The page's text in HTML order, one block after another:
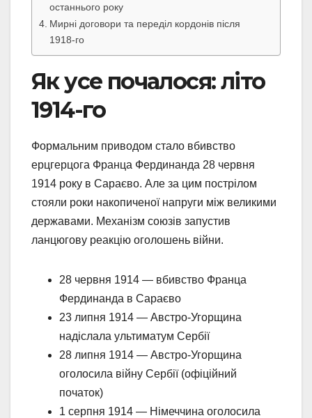
останнього року
Мирні договори та переділ кордонів після
1918-го
Як усе почалося: літо
1914-го
Формальним приводом стало вбивство
ерцгерцога Франца Фердинанда 28 червня
1914 року в Сараєво. Але за цим пострілом
стояли роки накопиченої напруги між великими
державами. Механізм союзів запустив
ланцюгову реакцію оголошень війни.
28 червня 1914 — вбивство Франца
Фердинанда в Сараєво
23 липня 1914 — Австро-Угорщина
надіслала ультиматум Сербії
28 липня 1914 — Австро-Угорщина
оголосила війну Сербії (офіційний
початок)
1 серпня 1914 — Німеччина оголосила